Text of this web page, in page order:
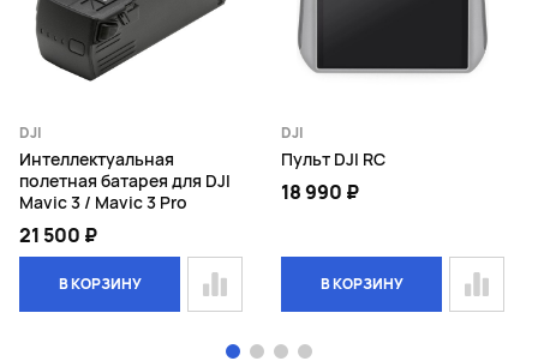
DJI
Интеллектуальная
полетная батарея для DJI
Mavic 3 / Mavic 3 Pro
21 500 ₽
В КОРЗИНУ
DJI
Пульт DJI RC
18 990 ₽
В КОРЗИНУ